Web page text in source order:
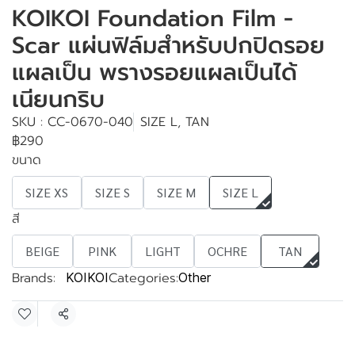
KOIKOI Foundation Film -
Scar แผ่นฟิล์มสำหรับปกปิดรอย
แผลเป็น พรางรอยแผลเป็นได้
เนียนกริบ
SKU : CC-0670-040 SIZE L, TAN
฿290
ขนาด
SIZE XS SIZE S SIZE M SIZE L
สี
BEIGE PINK LIGHT OCHRE TAN
Brands: KOIKOICategories:Other
Share